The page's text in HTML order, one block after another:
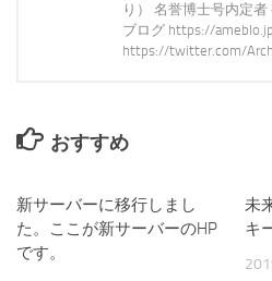
り） 名誉博士号内定
ブログ https://
https://twitter.com/
おすすめ
新サーバーに移行しまし
た。ここが新サーバーのHP
です。
未
キ